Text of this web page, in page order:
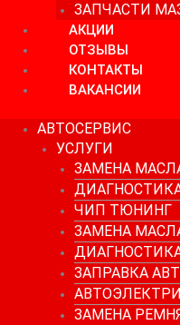
ЗАПЧАСТИ
АКЦИИ
ОТЗЫВЫ
КОНТАКТЫ
ВАКАНСИИ
АВТОСЕРВИС
УСЛУГИ
ЗАМЕНА
ЧИП ТЮНИНГ
ЗАМЕНА
ЗАПРАВКА
ЗАМЕНА